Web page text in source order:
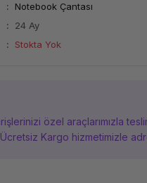
Notebook Çantası
24 Ay
Stokta Yok
özel araçlarımızla
Kargo hizmetimizle